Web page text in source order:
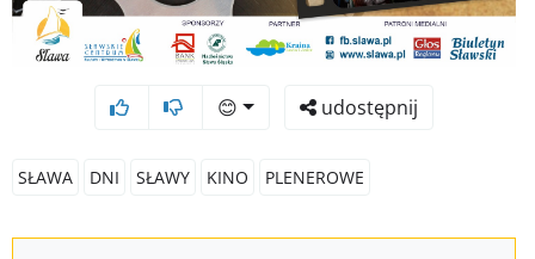
😊 udostępnij
SŁAWA DNI SŁAWY KINO PLENEROWE